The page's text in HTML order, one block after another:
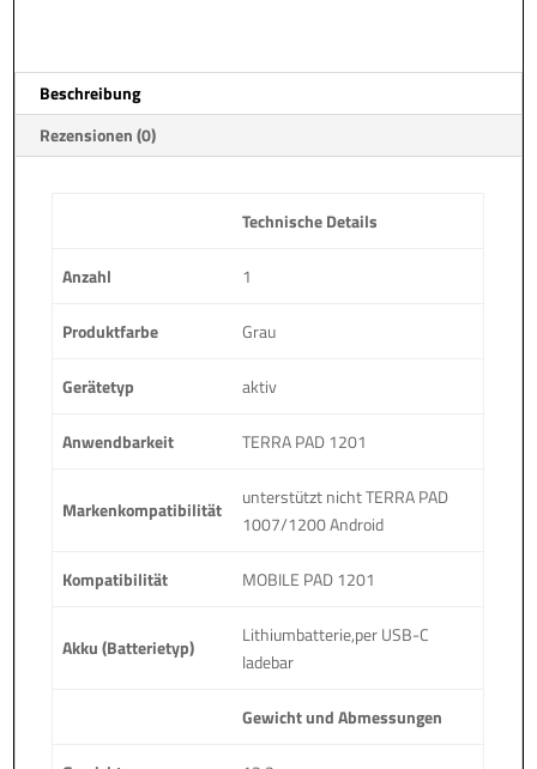
i
:
Beschreibung
Rezensionen (0)
Technische Details
Anzahl 1
Produktfarbe Grau
Gerätetyp aktiv
Anwendbarkeit TERRA PAD 1201
Markenkompatibilität
unterstützt nicht TERRA PAD
1007/1200 Android
Kompatibilität MOBILE PAD 1201
Akku (Batterietyp)
Lithiumbatterie,per USB-C
ladebar
Gewicht und Abmessungen